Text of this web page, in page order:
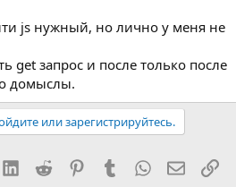
js нужный, но лично у меня не
get запрос и после только после
домыслы.
или зарегистрируйтесь.
LinkedIn
Reddit PinterestTumblr WhatsApp